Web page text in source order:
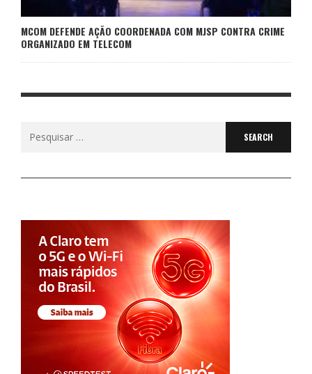
MCOM DEFENDE AÇÃO COORDENADA COM MJSP CONTRA CRIME
ORGANIZADO EM TELECOM